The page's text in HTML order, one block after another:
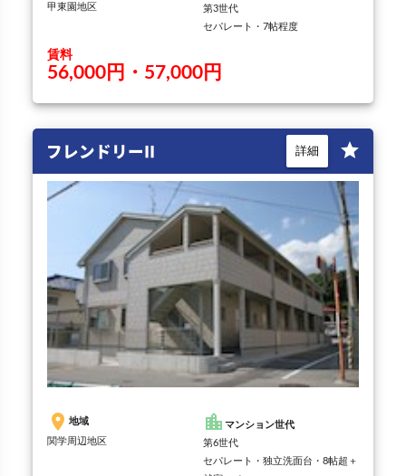
甲東園地区
第3世代
セパレート・7帖程度
賃料
56,000円・57,000円
フレンドリーII star
詳細
place 地域
関学周辺地区
location_city マンション世代
第6世代
セパレート・独立洗面台・8帖超＋